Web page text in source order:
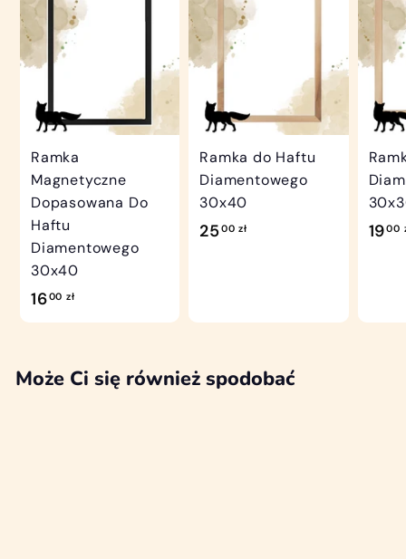
Ramka
Magnetyczne
Dopasowana Do
Haftu
Diamentowego
30x40
1600 zł1
6
0
Ramka do Haftu
Diamentowego
30x40
2500 zł2
ł
1900
Może Ci się również spodobać